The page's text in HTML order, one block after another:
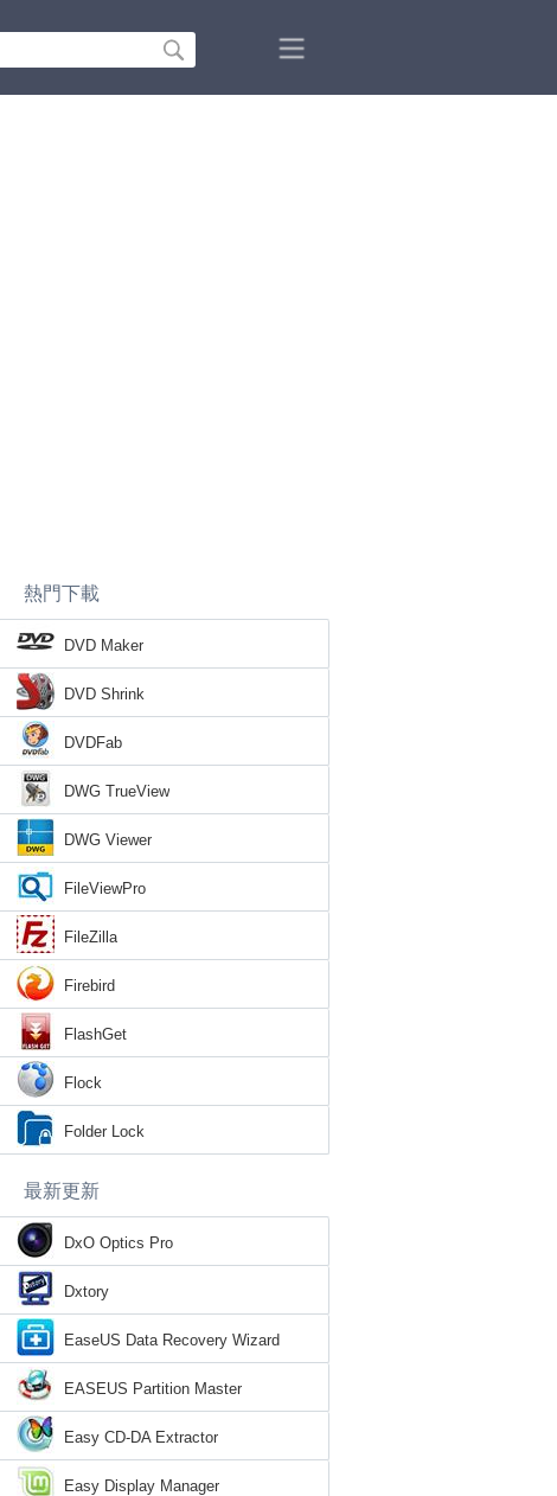
熱門下載
DVD Maker
DVD Shrink
DVDFab
DWG TrueView
DWG Viewer
FileViewPro
FileZilla
Firebird
FlashGet
Flock
Folder Lock
最新更新
DxO Optics Pro
Dxtory
EaseUS Data Recovery Wizard
EASEUS Partition Master
Easy CD-DA Extractor
Easy Display Manager